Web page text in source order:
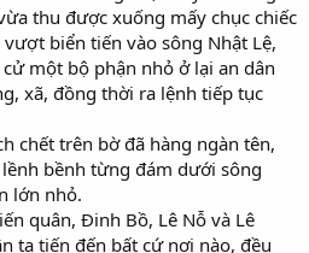
thu được xuống mấy chục chiếc
biển tiến vào sông Nhật Lệ,
một bộ phận nhỏ ở lại an dân
xã, đồng thời ra lệnh tiếp tục
chết trên bờ đã hàng ngàn tên,
bềnh từng đám dưới sông
lớn nhỏ.
quân, Đinh Bồ, Lê Nỗ và Lê
ta tiến đến bất cứ nơi nào, đều